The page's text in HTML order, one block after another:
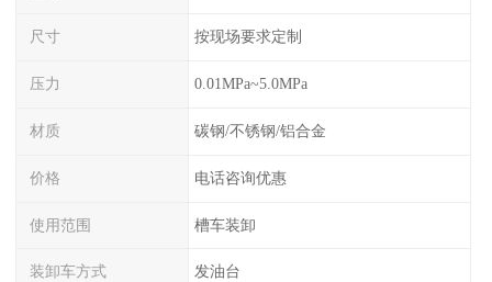
尺寸 按现场要求定制
压力 0.01MPa~5.0MPa
材质 碳钢/不锈钢/铝合金
价格 电话咨询优惠
使用范围 槽车装卸
装卸车方式 发油台